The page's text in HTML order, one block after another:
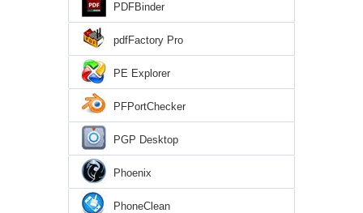
PDFBinder
pdfFactory Pro
PE Explorer
PFPortChecker
PGP Desktop
Phoenix
PhoneClean